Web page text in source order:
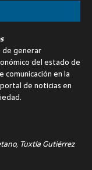
de generar
del estado de
comunicación en la
de noticias en
Tuxtla Gutiérrez